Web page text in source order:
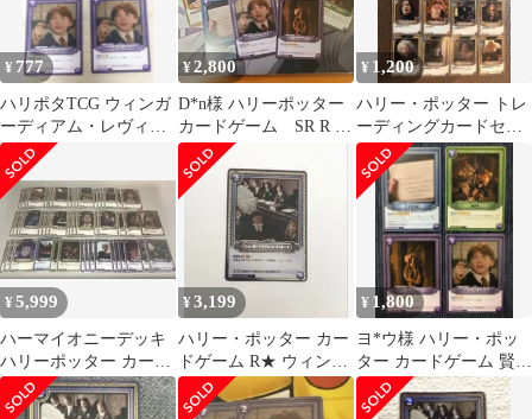
¥ 777
ハリポタTCG ウィンガ
ーディアム・レヴィオ
ーサ 01-032R 4枚
¥2,800
D*n様 ハリーポッター
カードゲーム SR R ま
とめ売り
¥ 1,200
ハリー・ポッター トレ
ーディングカードセッ
ト
¥5,999
ハーマイオニーデッキ
ハリーポッター カード
ゲーム
¥3,199
ハリー・ポッター カー
ドゲーム R★ ウィンガ
ーディアム・レヴィオ
ーサ 未使用
¥ 1,800
ヨ*ウ様 ハリー・ポッ
ター カードゲーム 賢者
の石 Part.1 まとめ